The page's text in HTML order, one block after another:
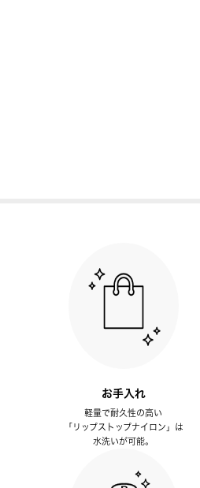
お手入れ
軽量で耐久性の高い
「リップストップナイロン」は
水洗いが可能。